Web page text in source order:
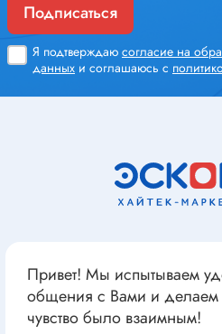
Подписаться
Я подтверждаю согласие на
данных и соглашаюсь с
Привет! Мы испытываем
общения с Вами и делаем
чувство было взаимным!